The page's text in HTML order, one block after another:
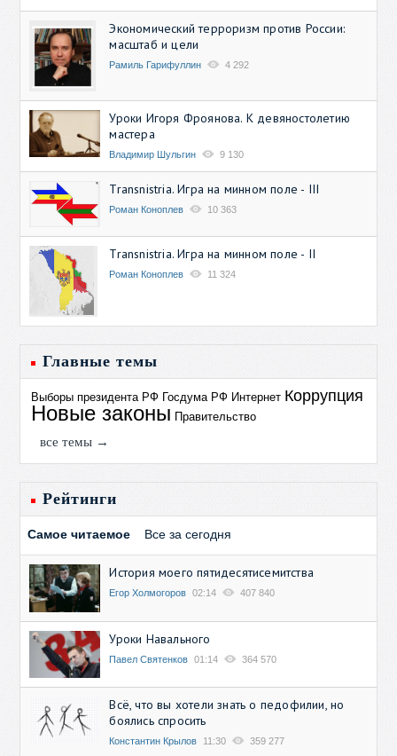
Экономический терроризм против России:
масштаб и цели
Рамиль Гарифуллин 4 292
Уроки Игоря Фроянова. К девяностолетию
мастера
Владимир Шульгин 9 130
Transnistria. Игра на минном поле - III
Роман Коноплев 10 363
Transnistria. Игра на минном поле - II
Роман Коноплев 11 324
Главные темы
Выборы президента РФ Госдума РФ Интернет Коррупция
Новые законы Правительство
все темы →
Рейтинги
Самое читаемое Все за сегодня
История моего пятидесятисемитства
Егор Холмогоров 02:14 407 840
Уроки Навального
Павел Святенков 01:14 364 570
Всё, что вы хотели знать о педофилии, но
боялись спросить
Константин Крылов 11:30 359 277